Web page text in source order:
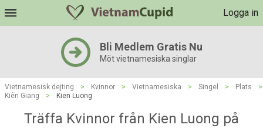
Logga in
Bli Medlem Gratis Nu
Möt vietnamesiska singlar
Vietnamesisk dejting > Kvinnor > Vietnamesiska > Singel > Plats
>
Kiên Giang
> Kien Luong
Träffa Kvinnor från Kien Luong på